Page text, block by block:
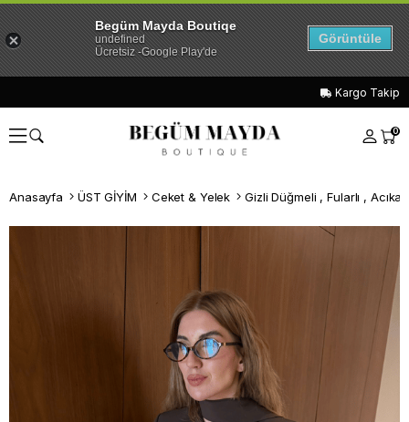
Kargo Takip
0
Anasayfa ÜST GİYİM Ceket & Yelek Gizli Düğmeli , Fularlı ,
Begüm Mayda Boutiqe
undefined
Ücretsiz -Google Play'de
Görüntüle